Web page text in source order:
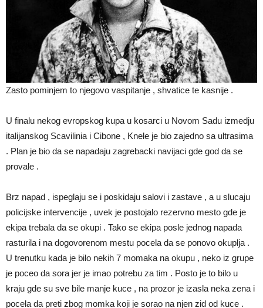
Zasto pominjem to njegovo vaspitanje , shvatice te kasnije .
U finalu nekog evropskog kupa u kosarci u Novom Sadu izmedju
italijanskog Scavilinia i Cibone , Knele je bio zajedno sa ultrasima
. Plan je bio da se napadaju zagrebacki navijaci gde god da se
provale .
Brz napad , ispeglaju se i poskidaju salovi i zastave , a u slucaju
policijske intervencije , uvek je postojalo rezervno mesto gde je
ekipa trebala da se okupi . Tako se ekipa posle jednog napada
rasturila i na dogovorenom mestu pocela da se ponovo okuplja .
U trenutku kada je bilo nekih 7 momaka na okupu , neko iz grupe
je poceo da sora jer je imao potrebu za tim . Posto je to bilo u
kraju gde su sve bile manje kuce , na prozor je izasla neka zena i
pocela da preti zbog momka koji je sorao na njen zid od kuce .